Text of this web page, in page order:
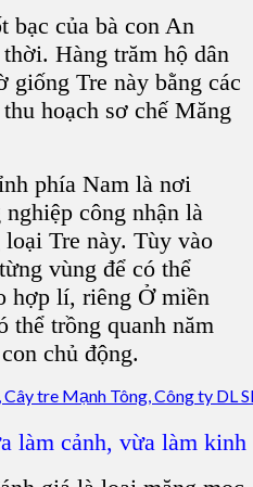
bạc của bà con An
Hàng trăm hộ dân
giống Tre này bằng các
hoạch sơ chế Măng
phía Nam là nơi
công nhận là
Tre này. Tùy vào
vùng để có thể
hợp lí, riêng Ở miền
thể trồng quanh năm
chủ động.
làm cảnh, vừa làm kinh